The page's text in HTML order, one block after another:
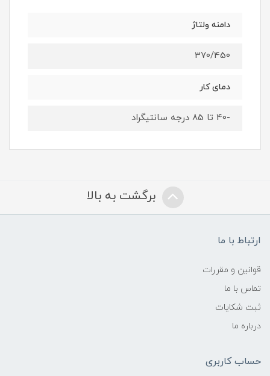
دامنه ولتاژ
370/450
دمای کار
-40 تا 85 درجه سانتیگراد
برگشت به بالا
ارتباط با ما
قوانین و مقررات
تماس با ما
ثبت شکایات
درباره ما
حساب کاربری